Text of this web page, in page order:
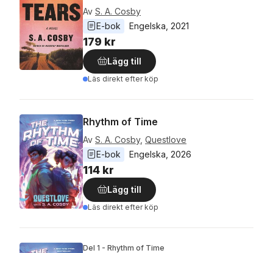
Av S. A. Cosby
E-bok
Engelska 2021
179 kr
Lägg till
Läs direkt efter köp
Rhythm of Time
Av S. A. Cosby, Questlove
E-bok
Engelska 2026
114 kr
Lägg till
Läs direkt efter köp
Del 1 - Rhythm of Time